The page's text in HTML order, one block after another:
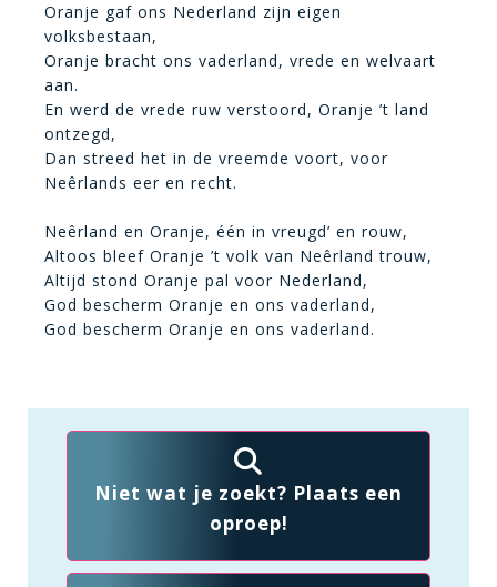
Oranje gaf ons Nederland zijn eigen
volksbestaan,
Oranje bracht ons vaderland, vrede en welvaart
aan.
En werd de vrede ruw verstoord, Oranje ’t land
ontzegd,
Dan streed het in de vreemde voort, voor
Neêrlands eer en recht.
Neêrland en Oranje, één in vreugd’ en rouw,
Altoos bleef Oranje ’t volk van Neêrland trouw,
Altijd stond Oranje pal voor Nederland,
God bescherm Oranje en ons vaderland,
God bescherm Oranje en ons vaderland.
Niet wat je zoekt? Plaats een
oproep!